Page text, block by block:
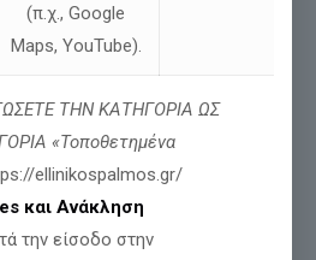
παρέμβαση, ο Νίκος
κυβέρνηση
να διασφαλίσει τη
εξυπηρέτησης στις δημόσιες
ειδικές δομές υποστήριξης για
βασικές υπηρεσίες και την
τον άνθρωπο. Όχι να τον
(π.χ., Google
Maps, YouTube).
ΤΗΝ ΚΑΤΗΓΟΡΙΑ ΩΣ
«Τοποθετημένα
ellinikospalmos.gr/
και Ανάκληση
την είσοδο στην